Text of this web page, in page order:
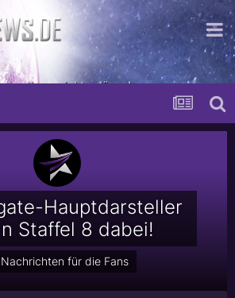
von Ihnen nicht anlügen!
Hauptdarsteller
Staffel 8 dabei!
für die Fans